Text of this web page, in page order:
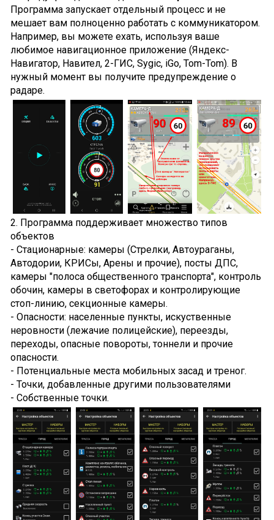
Программа запускает отдельный процесс и не
мешает вам полноценно работать с коммуникатором.
Например, вы можете ехать, используя ваше
любимое навигационное приложение (Яндекс-
Навигатор, Навител, 2-ГИС, Sygic, iGo, Tom-Tom). В
нужный момент вы получите предупреждение о
радаре.
2. Программа поддерживает множество типов
объектов
- Стационарные: камеры (Стрелки, Автоураганы,
Автодории, КРИСы, Арены и прочие), посты ДПС,
камеры "полоса общественного транспорта", контроль
обочин, камеры в светофорах и контролирующие
стоп-линию, секционные камеры.
- Опасности: населенные пункты, искуственные
неровности (лежачие полицейские), переезды,
переходы, опасные повороты, тоннели и прочие
опасности.
- Потенциальные места мобильных засад и треног.
- Точки, добавленные другими пользователями
- Cобственные точки.